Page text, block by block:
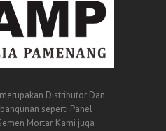
merupakan Distributor Dan
seperti Panel
Mortar. Kami juga